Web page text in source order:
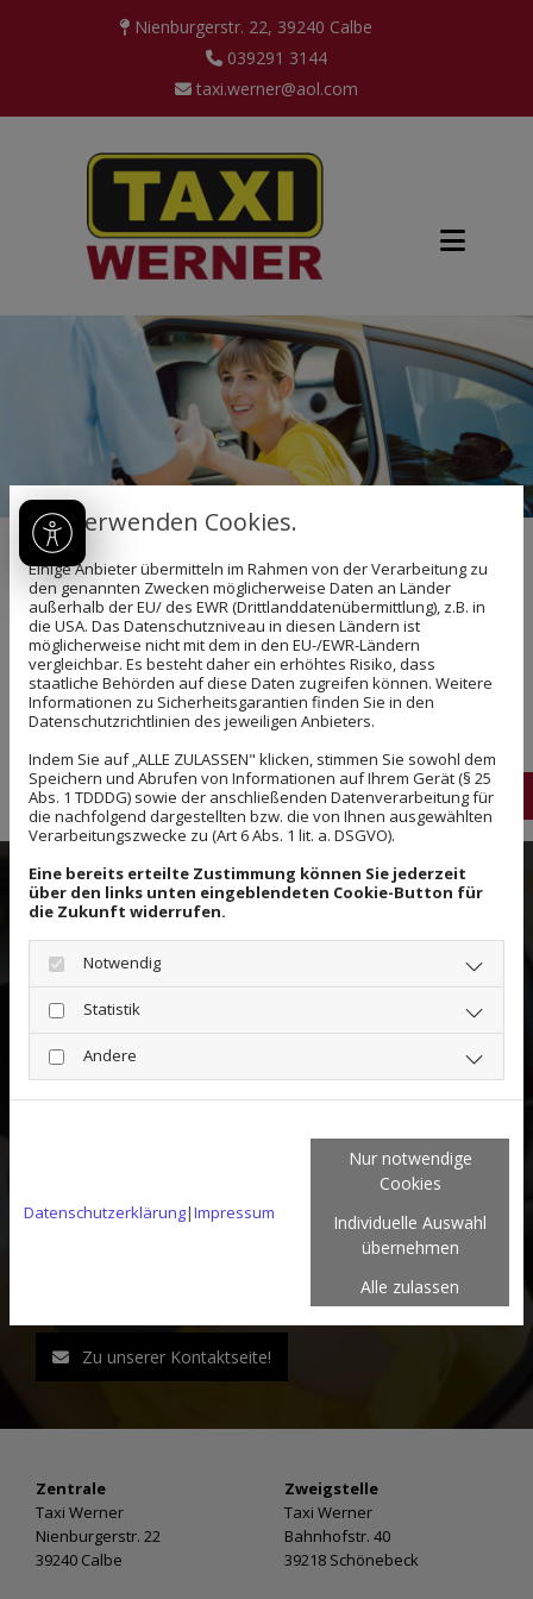
Nienburgerstr. 22, 39240 Calbe
039291 3144
taxi.werner@aol.com
Jobs
Karriere bei Taxi Werner in Calbe
Wir suchen immer wieder Aushilfen, die flexibel und im
Besitz eines gültigen Personenbeförderungsscheins sind.
Fahrerlaubnisbehörde beantragt werden.
Folgende Voraussetzungen müssen
gegeben sein
Mindestalter 21 Jahre
mindestens 2 Jahre Führerscheinbesitz der Klasse
"B"
Tauglichkeitsbescheinigung eines
Bescheinigung über eine augenärztliche
Ortskenntnis-Nachweis
Zu unserer Kontaktseite!
Zentrale
Taxi Werner
Nienburgerstr. 22
39240 Calbe
Zweigstelle
Taxi Werner
Bahnhofstr. 40
39218 Schönebeck
Wir verwenden Cookies.
Einige Anbieter übermitteln im Rahmen von der Verarbeitung zu
den genannten Zwecken möglicherweise Daten an Länder
außerhalb der EU/ des EWR (Drittlanddatenübermittlung), z.B. in
die USA. Das Datenschutzniveau in diesen Ländern ist
möglicherweise nicht mit dem in den EU-/EWR-Ländern
vergleichbar. Es besteht daher ein erhöhtes Risiko, dass
staatliche Behörden auf diese Daten zugreifen können. Weitere
Informationen zu Sicherheitsgarantien finden Sie in den
Datenschutzrichtlinien des jeweiligen Anbieters.
Indem Sie auf „ALLE ZULASSEN" klicken, stimmen Sie sowohl dem
Speichern und Abrufen von Informationen auf Ihrem Gerät (§ 25
Abs. 1 TDDDG) sowie der anschließenden Datenverarbeitung für
die nachfolgend dargestellten bzw. die von Ihnen ausgewählten
Verarbeitungszwecke zu (Art 6 Abs. 1 lit. a. DSGVO).
Eine bereits erteilte Zustimmung können Sie jederzeit
über den links unten eingeblendeten Cookie-Button für
die Zukunft widerrufen.
Notwendig
Statistik
Andere
Datenschutzerklärung|Impressum
Nur notwendige
Cookies
Individuelle Auswahl
übernehmen
Alle zulassen